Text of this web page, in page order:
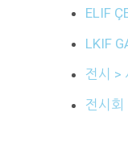
ELIF
LKIF
전시 >
전시회